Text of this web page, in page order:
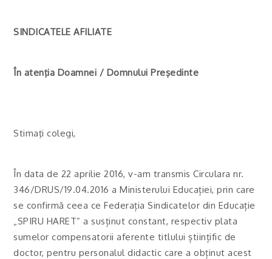
SINDICATELE AFILIATE
În atenţia Doamnei / Domnului Preşedinte
Stimaţi colegi,
În data de 22 aprilie 2016, v-am transmis Circulara nr.
346/DRUS/19.04.2016 a Ministerului Educației, prin care
se confirmă ceea ce Federația Sindicatelor din Educație
„SPIRU HARET” a susținut constant, respectiv plata
sumelor compensatorii aferente titlului științific de
doctor, pentru personalul didactic care a obținut acest